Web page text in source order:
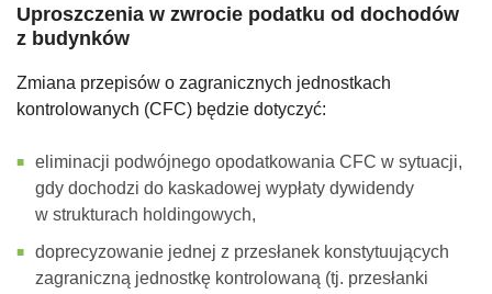
Uproszczenia w zwrocie podatku od dochodów
z budynków
Zmiana przepisów o zagranicznych jednostkach
kontrolowanych (CFC) będzie dotyczyć:
eliminacji podwójnego opodatkowania CFC w sytuacji,
gdy dochodzi do kaskadowej wypłaty dywidendy
w strukturach holdingowych,
doprecyzowanie jednej z przesłanek konstytuujących
zagraniczną jednostkę kontrolowaną (tj. przesłanki